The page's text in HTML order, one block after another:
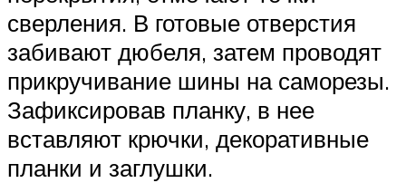
сверления. В готовые отверстия
забивают дюбеля, затем проводят
прикручивание шины на саморезы.
Зафиксировав планку, в нее
вставляют крючки, декоративные
планки и заглушки.